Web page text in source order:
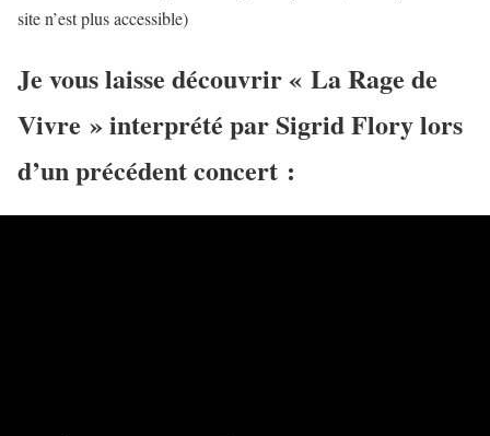
site n’est plus accessible)
Je vous laisse découvrir « La Rage de
Vivre » interprété par Sigrid Flory lors
d’un précédent concert :